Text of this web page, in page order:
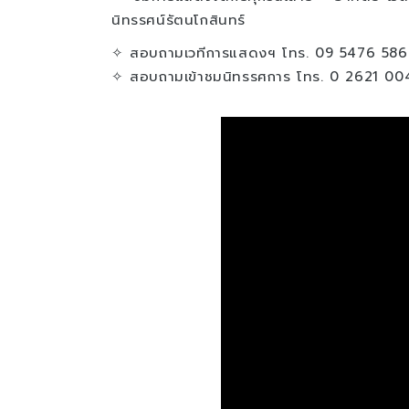
นิทรรศน์รัตนโกสินทร์
✧ สอบถามเวทีการแสดงฯ โทร. 09 5476
✧ สอบถามเข้าชมนิทรรศการ โทร. 0 2621